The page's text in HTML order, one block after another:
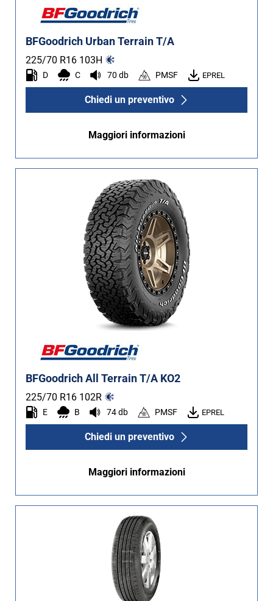
BFGoodrich Urban Terrain T/A
225/70 R16 103H
D C 70 db PMSF EPREL
Chiedi un preventivo
Maggiori informazioni
BFGoodrich All Terrain T/A KO2
225/70 R16 102R
E B 74 db PMSF EPREL
Chiedi un preventivo
Maggiori informazioni